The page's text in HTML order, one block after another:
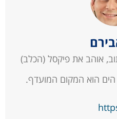
אוהב את פיקסל (הכלב)
הים הוא המקום המועדף.